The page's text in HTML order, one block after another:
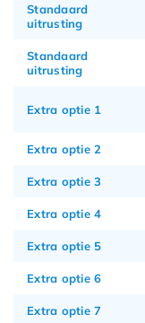
Standaard
uitrusting
Standaard
uitrusting
Extra optie 1
Extra optie 2
Extra optie 3
Extra optie 4
Extra optie 5
Extra optie 6
Extra optie 7